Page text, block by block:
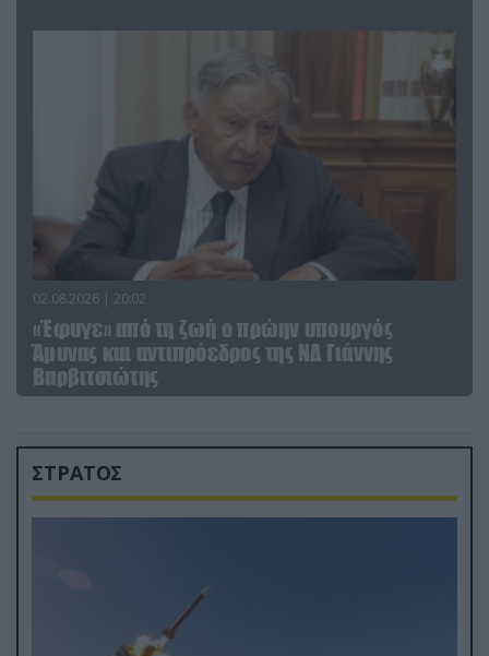
02.08.2026 | 20:02
«Έφυγε» από τη ζωή ο πρώην υπουργός
Άμυνας και αντιπρόεδρος της ΝΔ Γιάννης
Βαρβιτσιώτης
ΣΤΡΑΤΟΣ